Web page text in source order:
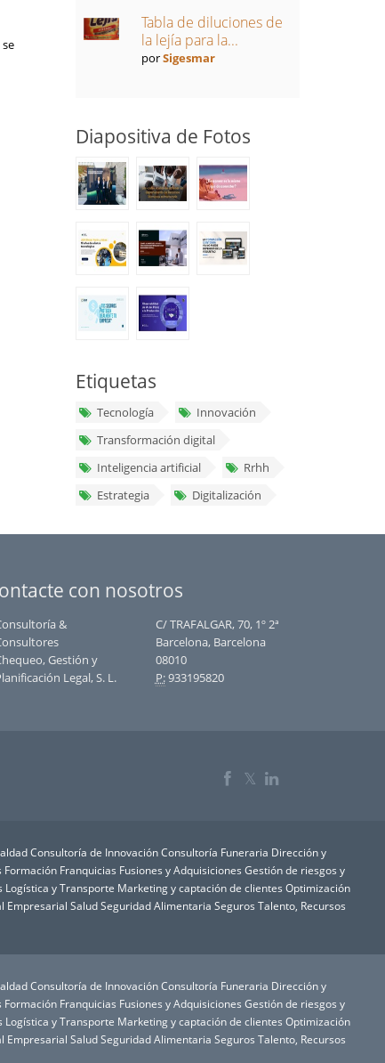
Tabla de diluciones de
la lejía para la...
porSigesmar
Diapositiva de Fotos
Etiquetas
Tecnología
Innovación
Transformación digital
Inteligencia artificial
Rrhh
Estrategia
Digitalización
con nosotros
&
Gestión y
Legal, S. L.
C/ TRAFALGAR, 70, 1º 2ª
Barcelona, Barcelona
08010
P:933195820
𝕏
Consultoría de Innovación Consultoría Funeraria Dirección y
Formación Franquicias Fusiones y Adquisiciones Gestión de riesgos y
Logística y Transporte Marketing y captación de clientes Optimización
Empresarial Salud Seguridad Alimentaria Seguros Talento, Recursos
Consultoría de Innovación Consultoría Funeraria Dirección y
Formación Franquicias Fusiones y Adquisiciones Gestión de riesgos y
Logística y Transporte Marketing y captación de clientes Optimización
Empresarial Salud Seguridad Alimentaria Seguros Talento, Recursos